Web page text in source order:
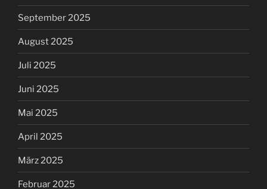
September 2025
August 2025
Juli 2025
Juni 2025
Mai 2025
April 2025
März 2025
Februar 2025